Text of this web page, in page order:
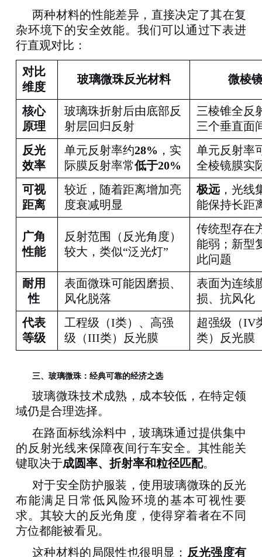
两种材料的性能差异，直接决定了其在复
杂环境下的安全效能。我们可以通过下表进
行直观对比：
对比
维度
玻璃微珠反光材料 微棱
核心
原理
玻璃珠折射后由底部反
射层回归反射
三棱锥全反
三个垂直面
反光
效率
单元反射率约28% ，实
际膜反射率常低于20%
单元反射率
全棱镜膜实
可视
距离
较近，随着距离增加亮
度衰减明显
极远 ，光线
能保持长距
广角
性能
反射范围（反光角度）
较大，类似“泛光灯”
传统型存在
能弱；新型
此问题
耐用
性
表面微珠可能因磨损、
风化脱落
表面为连续
损、抗风化
代表
等级
工程级（I类）、高强
级（III类）反光膜
超强级（IV
类）反光膜
三、 玻璃微珠：经典可靠的经济之选
玻璃微珠技术成熟，成本较低，在特定领
域仍是合理选择。
在路面标线涂料中，玻璃珠通过提供集中
的反射光线来保障夜间行车安全。其性能关
键取决于成圆率、折射率和粒径匹配。
对于安全防护服装，使用玻璃微珠的反光
布能满足日常低风险环境的基本可视性要
求。其较大的反光角度，使得穿着者在不同
方位都能被看见。
这种材料的局限性也很明显： 反光强度有